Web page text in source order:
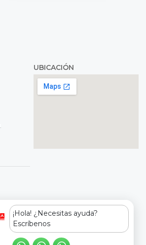
UBICACIÓN
¡Hola! ¿Necesitas ayuda?
Escríbenos